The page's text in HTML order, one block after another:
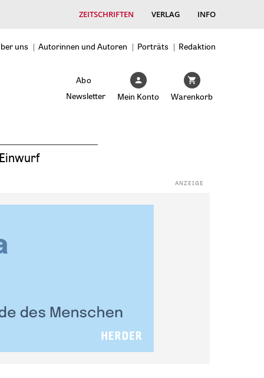
ZEITSCHRIFTEN VERLAG INFO
uns Autorinnen und Autoren Porträts Redaktion
Abo
Newsletter
Mein Konto Warenkorb